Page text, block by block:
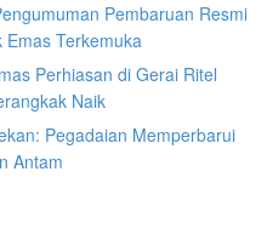
Pembaruan Resmi
Terkemuka
Perhiasan di Gerai Ritel
Naik
Pegadaian Memperbarui
Antam